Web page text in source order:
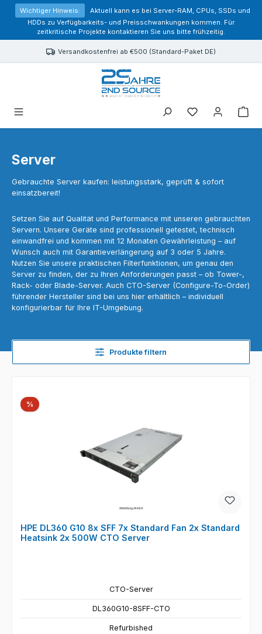
springen
Wichtiger Hinweis:
Aktuell kann es bei Server-RAM, CPUs, SSDs und
HDDs zu Verfügbarkeits- und Preisschwankungen kommen. Für
zeitkritische Projekte kontaktieren Sie uns bitte frühzeitig.
Versandkostenfrei ab €500 (Standard-Paket DE)
Sie haben 0
Server
Gebrauchte Server kaufen: leistungsstark, geprüft & sofort
einsatzbereit!
Setzen Sie auf Qualität und Performance mit unseren gebrauchten
Servern. Unsere Geräte sind professionell getestet, technisch
einwandfrei und kommen mit 12 Monaten Gewährleistung – auf
Wunsch auch mit Garantieverlängerung auf 3 oder 5 Jahre.
Nutzen Sie unsere praktischen Filterfunktionen, um genau den
Server zu finden, der zu Ihren Anforderungen passt – ob Tower-,
Rack- oder Blade-Server. Auch CTO-Server (Configure-To-Order)
führender Hersteller sind bei uns hier erhältlich – individuell
konfigurierbar für Ihre IT-Umgebung.
Produkte filtern
%Rabatt
HPE DL360 G10 8x SFF 7x Standard Fan 2x Standard
Heatsink 2x 500W CTO Server
CTO-Server
DL360G10-8SFF-CTO
Refurbished